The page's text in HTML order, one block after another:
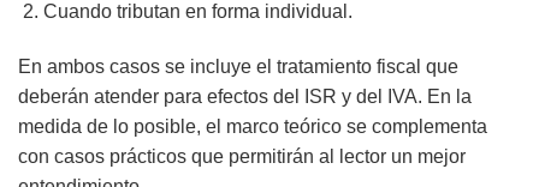
Cuando tributan en forma individual.
En ambos casos se incluye el tratamiento fiscal que
deberán atender para efectos del ISR y del IVA. En la
medida de lo posible, el marco teórico se complementa
con casos prácticos que permitirán al lector un mejor